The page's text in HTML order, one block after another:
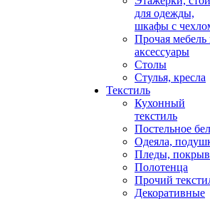
для одежды,
шкафы с
Прочая мебель
аксессуары
Столы
Стулья, кресла
Текстиль
Кухонный
текстиль
Постельное
Одеяла,
Пледы,
Полотенца
Прочий
Декоративные